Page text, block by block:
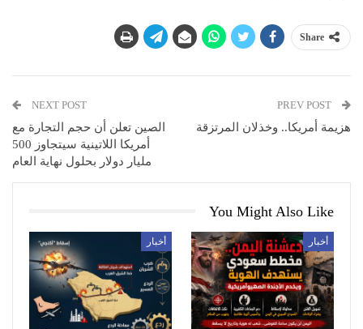
Share
هزيمة أمريكا.. وخذلان المرتزقة
NEXT POST
الصين تعلن أن حجم التجارة مع
أمريكا اللاتينية سيتجاوز 500
مليار دولار بحلول نهاية العام
You Might Also Like
أخبار أخبار